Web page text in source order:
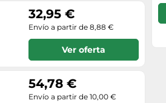
32,95 €
Envío a partir de 8,88 €
Ver oferta
54,78 €
Envío a partir de 10,00 €